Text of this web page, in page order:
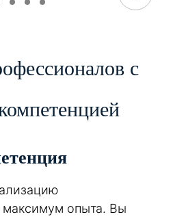
с
максимум опыта. Вы